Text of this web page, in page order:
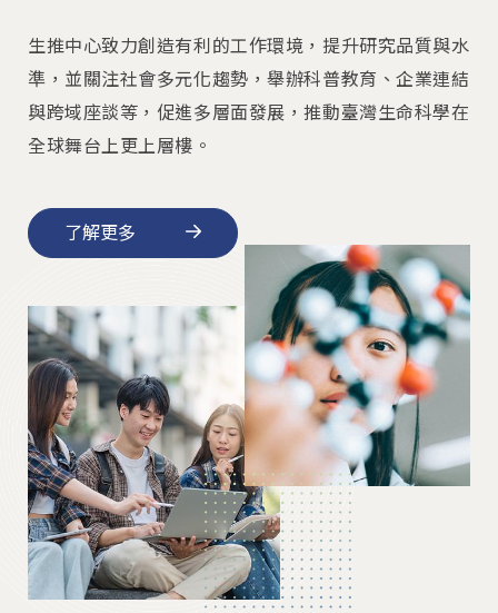
生推中心致力創造有利的工作環境，提升研究品質與水
準，並關注社會多元化趨勢，舉辦科普教育、企業連結
與跨域座談等，促進多層面發展，推動臺灣生命科學在
全球舞台上更上層樓。
了解更多